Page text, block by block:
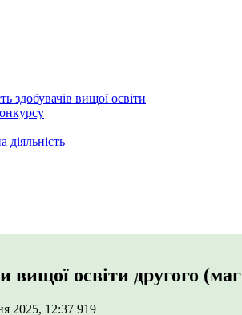
здобувачів вищої освіти
діяльність
вищої освіти другого
2025, 12:37 919